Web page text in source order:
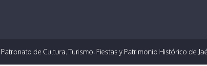
de Cultura, Turismo, Fiestas y Patrimonio Histórico de